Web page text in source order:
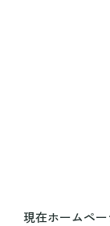
現在ホームペ